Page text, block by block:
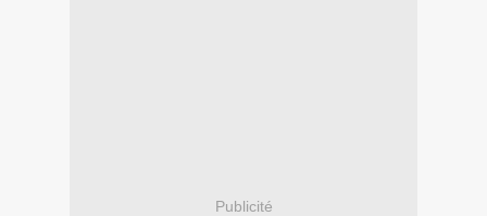
Publicité